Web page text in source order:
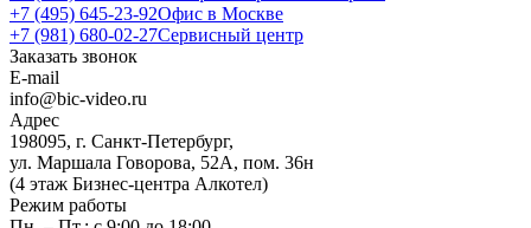
+7 (495) 645-23-92Офис в Москве
+7 (981) 680-02-27Сервисный центр
Заказать звонок
E-mail
info@bic-video.ru
Адрес
198095, г. Санкт-Петербург,
ул. Маршала Говорова, 52А, пом. 36н
(4 этаж Бизнес-центра Алкотел)
Режим работы